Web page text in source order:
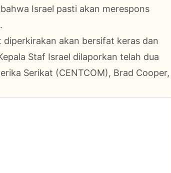
Israel pasti akan merespons
akan bersifat keras dan
Staf Israel dilaporkan telah dua
Serikat (CENTCOM), Brad Cooper,